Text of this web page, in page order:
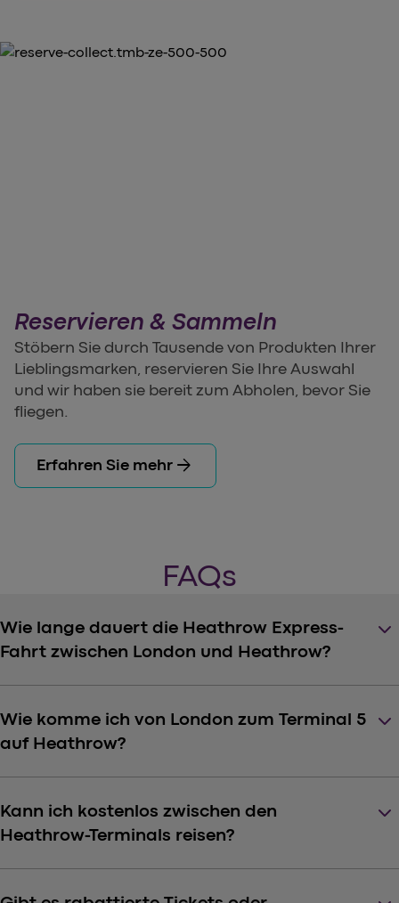
Reservieren & Sammeln
Stöbern Sie durch Tausende von Produkten Ihrer
Lieblingsmarken, reservieren Sie Ihre Auswahl
und wir haben sie bereit zum Abholen, bevor Sie
fliegen.
Erfahren Sie mehr arrow_forward
FAQs
Wie lange dauert die Heathrow Express-
Fahrt zwischen London und Heathrow?
keyboard_arrow_down
Wie komme ich von London zum Terminal 5
auf Heathrow?
keyboard_arrow_down
Kann ich kostenlos zwischen den
Heathrow-Terminals reisen?
keyboard_arrow_down